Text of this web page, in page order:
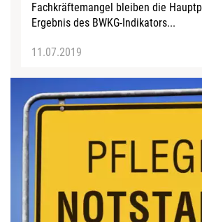
Fachkräftemangel bleiben die
Ergebnis des BWKG-Indikators...
11.07.2019